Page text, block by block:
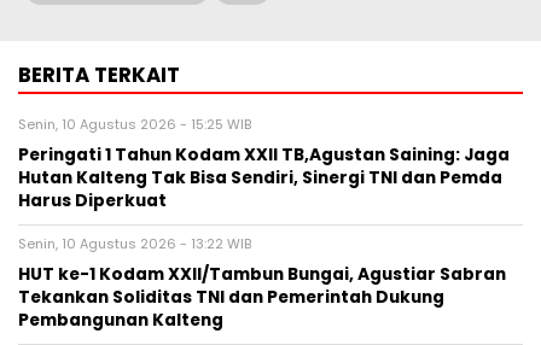
BERITA TERKAIT
Senin, 10 Agustus 2026 - 15:25 WIB
Peringati 1 Tahun Kodam XXII TB,Agustan Saining: Jaga
Hutan Kalteng Tak Bisa Sendiri, Sinergi TNI dan Pemda
Harus Diperkuat
Senin, 10 Agustus 2026 - 13:22 WIB
HUT ke-1 Kodam XXII/Tambun Bungai, Agustiar Sabran
Tekankan Soliditas TNI dan Pemerintah Dukung
Pembangunan Kalteng